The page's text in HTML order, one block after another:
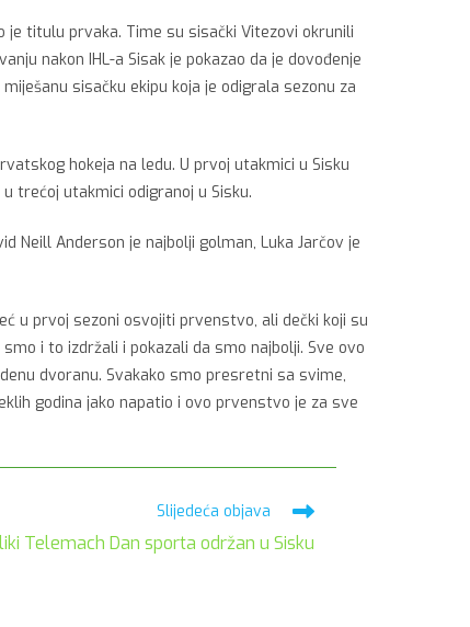
je titulu prvaka. Time su sisački Vitezovi okrunili
nakon IHL-a Sisak je pokazao da je dovođenje
sisačku ekipu koja je odigrala sezonu za
hokeja na ledu. U prvoj utakmici u Sisku
trećoj utakmici odigranoj u Sisku.
Neill Anderson je najbolji golman, Luka Jarčov je
u prvoj sezoni osvojiti prvenstvo, ali dečki koji su
i to izdržali i pokazali da smo najbolji. Sve ovo
dvoranu. Svakako smo presretni sa svime,
godina jako napatio i ovo prvenstvo je za sve
Slijedeća objava
Telemach Dan sporta održan u Sisku